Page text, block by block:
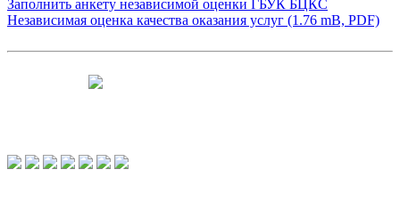
Заполнить анкету независимой оценки ГБУК БЦКС
Независимая оценка качества оказания услуг (1.76 mB, PDF)